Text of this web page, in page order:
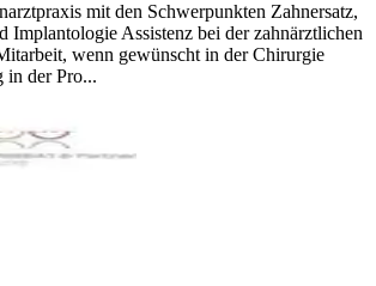
mit den Schwerpunkten Zahnersatz,
Implantologie Assistenz bei der zahnärztlichen
wenn gewünscht in der Chirurgie
in der Pro...